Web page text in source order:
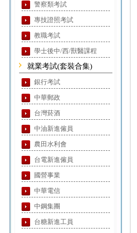
警察類考試
專技證照考試
教職考試
學士後中/西/獸醫課程
就業考試(套裝合集)
銀行考試
中華郵政
台灣菸酒
中油新進僱員
農田水利會
台電新進僱員
國營事業
中華電信
中鋼集團
台糖新進工員